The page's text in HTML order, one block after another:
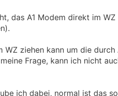
das A1 Modem direkt im WZ
WZ ziehen kann um die durch
Frage, kann ich nicht
ich dabei, normal ist das